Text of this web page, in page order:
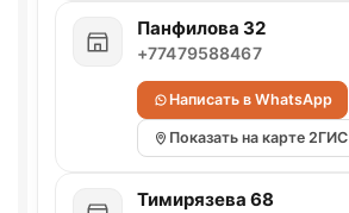
Панфилова 32
+77479588467
Написать в WhatsApp
Показать на карте 2ГИС
Тимирязева 68